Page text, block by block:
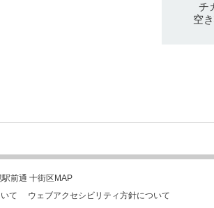
チ
空
駅前通 十街区MAP
て ウェブアクセシビリティ方針について